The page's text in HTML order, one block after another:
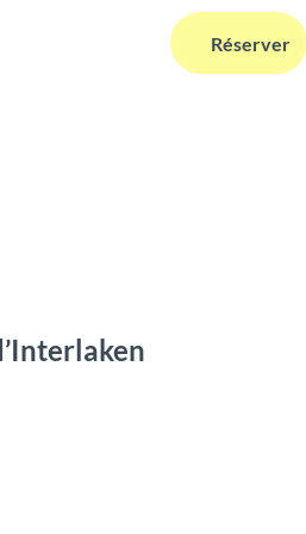
RechercheRéserver